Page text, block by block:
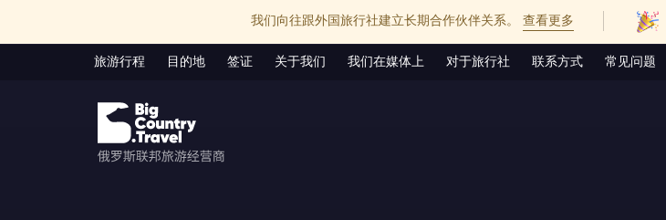
我们向往跟外国旅行社建立长期合作伙伴关系。 查看更多
旅游行程 目的地 签证 关于我们 我们在媒体上 对于旅行社 联系方式 常见问题